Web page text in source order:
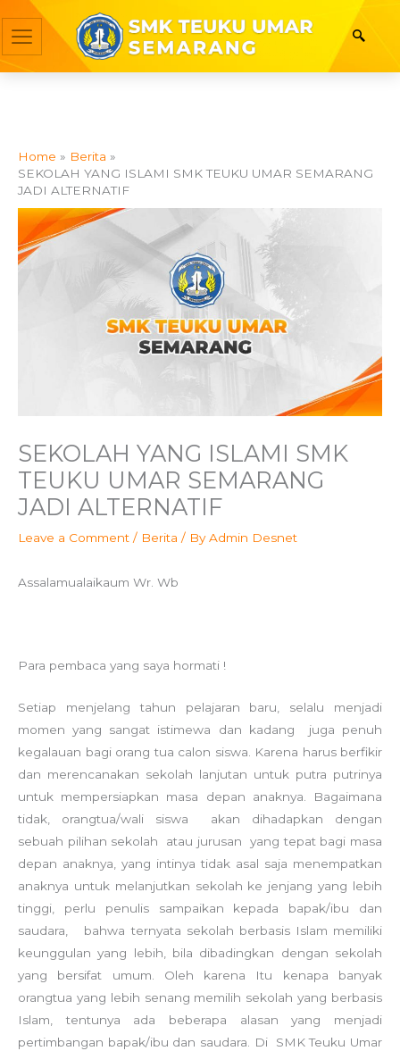
content
Home
Berita
SEKOLAH YANG ISLAMI SMK TEUKU UMAR SEMARANG
JADI ALTERNATIF
SEKOLAH YANG ISLAMI SMK
TEUKU UMAR SEMARANG
JADI ALTERNATIF
Leave a Comment / Berita / ByAdmin Desnet
Assalamualaikaum Wr. Wb
Para pembaca yang saya hormati !
Setiap menjelang tahun pelajaran baru, selalu menjadi
momen yang sangat istimewa dan kadang juga penuh
kegalauan bagi orang tua calon siswa. Karena harus berfikir
dan merencanakan sekolah lanjutan untuk putra putrinya
untuk mempersiapkan masa depan anaknya. Bagaimana
tidak, orangtua/wali siswa akan dihadapkan dengan
sebuah pilihan sekolah atau jurusan yang tepat bagi masa
depan anaknya, yang intinya tidak asal saja menempatkan
anaknya untuk melanjutkan sekolah ke jenjang yang lebih
tinggi, perlu penulis sampaikan kepada bapak/ibu dan
saudara, bahwa ternyata sekolah berbasis Islam memiliki
keunggulan yang lebih, bila dibadingkan dengan sekolah
yang bersifat umum. Oleh karena Itu kenapa banyak
orangtua yang lebih senang memilih sekolah yang berbasis
Islam, tentunya ada beberapa alasan yang menjadi
pertimbangan bapak/ibu dan saudara. Di SMK Teuku Umar